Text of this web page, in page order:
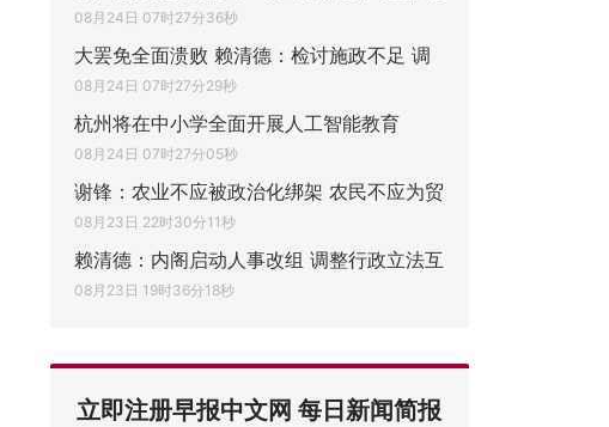
08月24日 07时27分36秒
大罢免全面溃败 赖清德：检讨施政不足 调
08月24日 07时27分29秒
杭州将在中小学全面开展人工智能教育
08月24日 07时27分05秒
谢锋：农业不应被政治化绑架 农民不应为贸
08月23日 22时30分11秒
赖清德：内阁启动人事改组 调整行政立法互
08月23日 19时36分18秒
立即注册早报中文网 每日新闻简报